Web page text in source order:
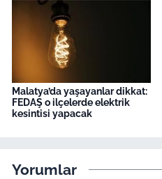
Malatya’da yaşayanlar dikkat:
FEDAŞ o ilçelerde elektrik
kesintisi yapacak
Yorumlar